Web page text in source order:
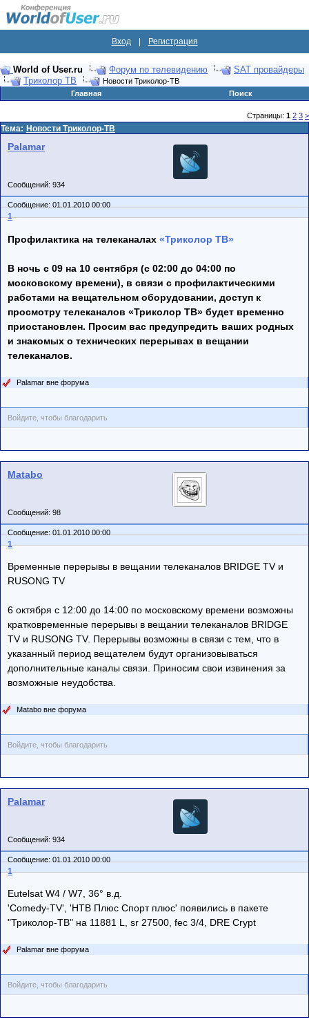
Вход Регистрация
World of User.ru Форум по телевидению
SAT провайдеры
Триколор ТВ
Новости Триколор-ТВ
Главная
Поиск
Страницы: 1 2 3 >
Тема: Новости Триколор-ТВ
Palamar
Сообщений: 934
Сообщение: 01.01.2010 00:00
1
Профилактика на телеканалах «Триколор ТВ»
В ночь с 09 на 10 сентября (с 02:00 до 04:00 по
московскому времени), в связи с профилактическими
работами на вещательном оборудовании, доступ к
просмотру телеканалов «Триколор ТВ» будет временно
приостановлен. Просим вас предупредить ваших родных
и знакомых о технических перерывах в вещании
телеканалов.
Palamar вне форума
Войдите, чтобы благодарить
Matabo
Сообщений: 98
Сообщение: 01.01.2010 00:00
1
Временные перерывы в вещании телеканалов BRIDGE TV и
RUSONG TV
6 октября с 12:00 до 14:00 по московскому времени возможны
кратковременные перерывы в вещании телеканалов BRIDGE
TV и RUSONG TV. Перерывы возможны в связи с тем, что в
указанный период вещателем будут организовываться
дополнительные каналы связи. Приносим свои извинения за
возможные неудобства.
Matabo вне форума
Войдите, чтобы благодарить
Palamar
Сообщений: 934
Сообщение: 01.01.2010 00:00
1
Eutelsat W4 / W7, 36° в.д.
'Comedy-TV', 'НТВ Плюс Спорт плюс' появились в пакете
"Триколор-ТВ" на 11881 L, sr 27500, fec 3/4, DRE Crypt
Palamar вне форума
Войдите, чтобы благодарить